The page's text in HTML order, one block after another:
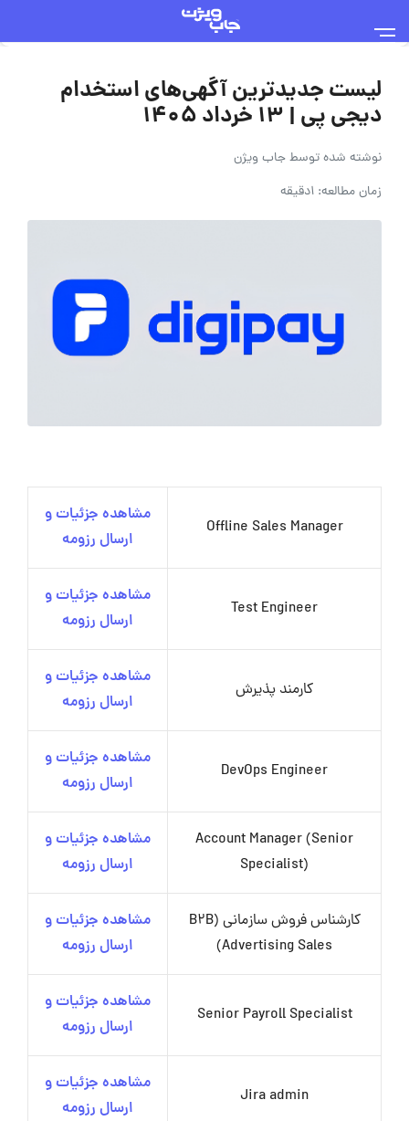
لیست جدیدترین آگهی‌های استخدام
دیجی پی | ۱۳ خرداد ۱۴۰۵
نوشته شده توسطجاب ویژن
زمان مطالعه: 1دقیقه
Offline Sales Manager
مشاهده جزئیات و
ارسال رزومه
Test Engineer
مشاهده جزئیات و
ارسال رزومه
کارمند پذیرش
مشاهده جزئیات و
ارسال رزومه
DevOps Engineer
مشاهده جزئیات و
ارسال رزومه
Account Manager (Senior
Specialist)
مشاهده جزئیات و
ارسال رزومه
کارشناس فروش سازمانی (B2B
Advertising Sales)
مشاهده جزئیات و
ارسال رزومه
Senior Payroll Specialist
مشاهده جزئیات و
ارسال رزومه
Jira admin
مشاهده جزئیات و
ارسال رزومه